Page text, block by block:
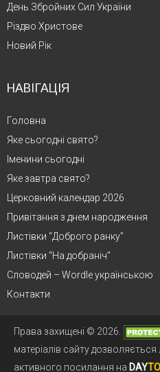
День Збройних Сил України
Різдво Христове
Новий Рік
НАВІГАЦІЯ
Головна
Яке сьогодні свято?
Іменини сьогодні
Яке завтра свято?
Церковний календар 2026
Привітання з днем народження
Листівки “Доброго ранку”
Листівки “На добраніч”
Словодей – Wordle українською
Контакти
Права захищені © 2026.
матеріалів сайту
активного посилання на DAY